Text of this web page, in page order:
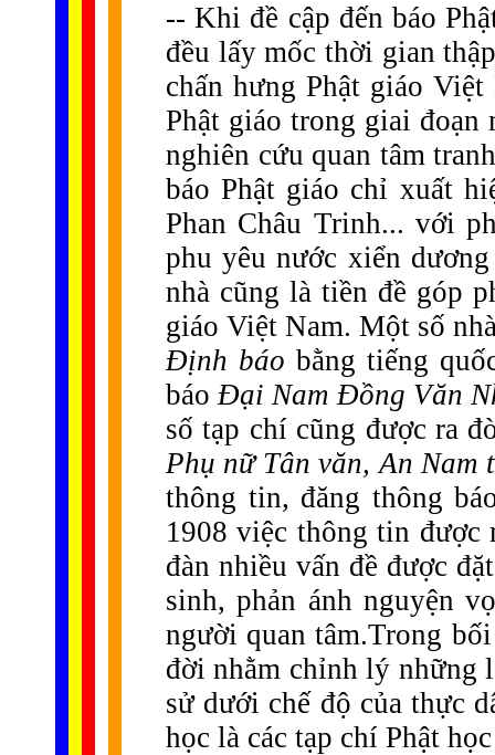
-- Khi đề cập đến báo
đều lấy mốc thời gian
chấn hưng Phật giáo
Phật giáo trong giai
nghiên cứu quan tâm
báo Phật giáo chỉ xuất
Phan Châu Trinh... với
phu yêu nước xiển
nhà cũng là tiền đề góp
giáo Việt Nam. Một số
Định báo bằng tiếng
báoĐại Nam Đồng Văn
số tạp chí cũng được ra
Phụ nữ Tân văn, An Nam
thông tin, đăng thông
1908 việc thông tin được
đàn nhiều vấn đề được
sinh, phản ánh nguyện
người quan tâm.Trong
đời nhằm chỉnh lý những
sử dưới chế độ của thực
học là các tạp chí Phật